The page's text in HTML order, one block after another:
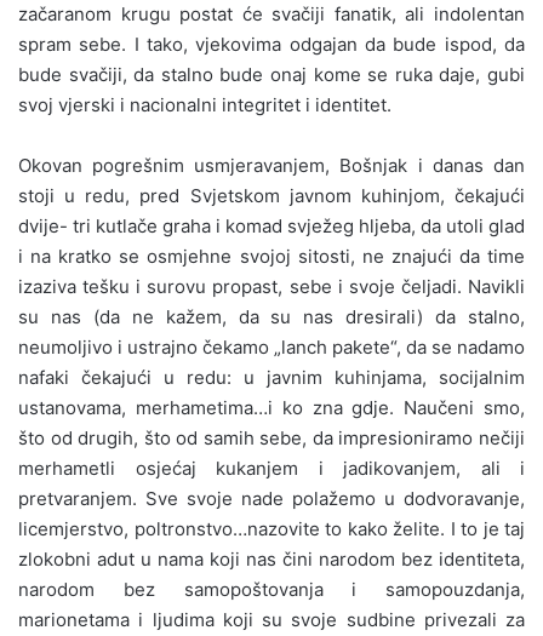
začaranom krugu postat će svačiji fanatik, ali indolentan
spram sebe. I tako, vjekovima odgajan da bude ispod, da
bude svačiji, da stalno bude onaj kome se ruka daje, gubi
svoj vjerski i nacionalni integritet i identitet.
Okovan pogrešnim usmjeravanjem, Bošnjak i danas dan
stoji u redu, pred Svjetskom javnom kuhinjom, čekajući
dvije- tri kutlače graha i komad svježeg hljeba, da utoli glad
i na kratko se osmjehne svojoj sitosti, ne znajući da time
izaziva tešku i surovu propast, sebe i svoje čeljadi. Navikli
su nas (da ne kažem, da su nas dresirali) da stalno,
neumoljivo i ustrajno čekamo „lanch pakete“, da se nadamo
nafaki čekajući u redu: u javnim kuhinjama, socijalnim
ustanovama, merhametima…i ko zna gdje. Naučeni smo,
što od drugih, što od samih sebe, da impresioniramo nečiji
merhametli osjećaj kukanjem i jadikovanjem, ali i
pretvaranjem. Sve svoje nade polažemo u dodvoravanje,
licemjerstvo, poltronstvo…nazovite to kako želite. I to je taj
zlokobni adut u nama koji nas čini narodom bez identiteta,
narodom bez samopoštovanja i samopouzdanja,
marionetama i ljudima koji su svoje sudbine privezali za